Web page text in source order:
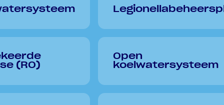
(RO)
Open
koelwatersysteem